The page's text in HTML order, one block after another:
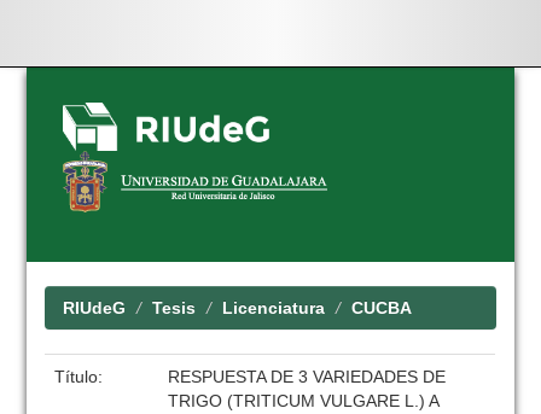
Skip
navigation
RIUdeG Tesis Licenciatura CUCBA
Título:
RESPUESTA DE 3 VARIEDADES DE
TRIGO (TRITICUM VULGARE L.) A